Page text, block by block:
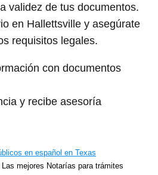
validez de tus documentos.
en Hallettsville y asegúrate
requisitos legales.
con documentos
y recibe asesoría
en español en Texas
mejores Notarías para trámites